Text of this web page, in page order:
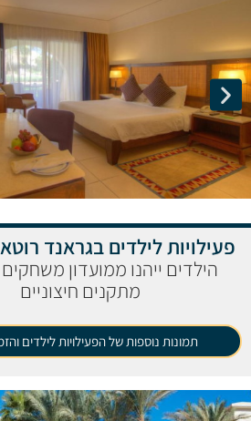
פעילויות לילדים בגראנד
הילדים ייהנו ממועדון
מתקנים חיצוניים
תמונות נוספות של הפעילויות לילדים